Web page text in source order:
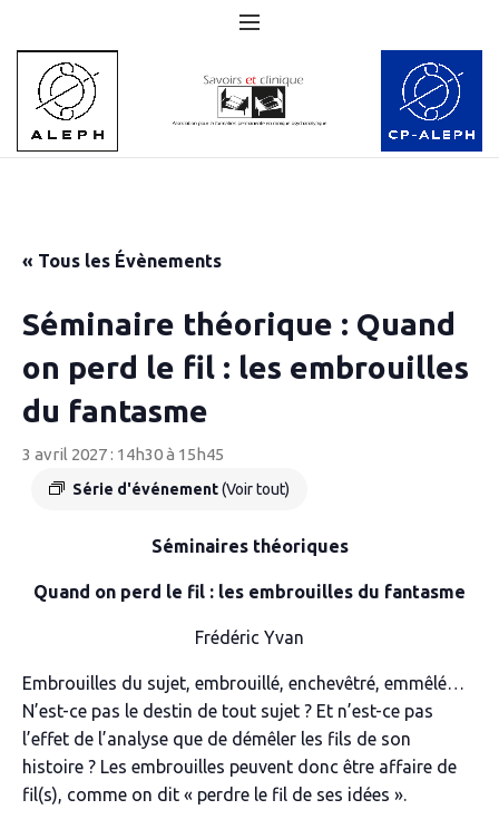
« Tous les Évènements
Séminaire théorique : Quand
on perd le fil : les embrouilles
du fantasme
3 avril 2027 : 14h30à 15h45
Série d'événement(Voir tout)
Séminaires théoriques
Quand on perd le fil : les embrouilles du fantasme
Frédéric Yvan
Embrouilles du sujet, embrouillé, enchevêtré, emmêlé…
N’est-ce pas le destin de tout sujet ? Et n’est-ce pas
l’effet de l’analyse que de démêler les fils de son
histoire ? Les embrouilles peuvent donc être affaire de
fil(s), comme on dit « perdre le fil de ses idées ».